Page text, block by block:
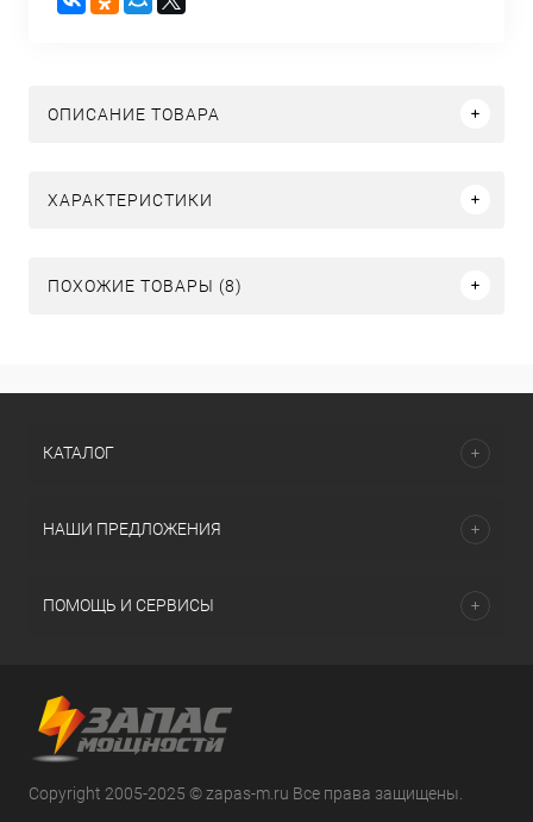
ОПИСАНИЕ ТОВАРА
ХАРАКТЕРИСТИКИ
ПОХОЖИЕ ТОВАРЫ (8)
КАТАЛОГ
НАШИ ПРЕДЛОЖЕНИЯ
ПОМОЩЬ И СЕРВИСЫ
Copyright 2005-2025 © zapas-m.ru Все права защищены.